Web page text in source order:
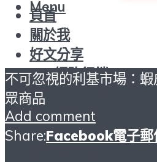
頁首
關於我
好文分享
網路行銷
被動收入
創業新知分享
Menu
不可忽視的利基市場：
眾商品
Add comment
Share:Facebook電子郵